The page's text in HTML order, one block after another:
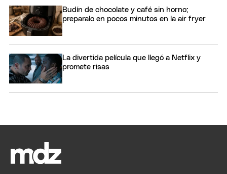
Budín de chocolate y café sin horno;
preparalo en pocos minutos en la air fryer
La divertida película que llegó a Netflix y
promete risas